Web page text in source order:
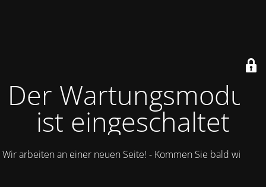
Der Wartungsmodus
ist eingeschaltet
Wir arbeiten an einer neuen Seite! - Kommen Sie bald wieder.